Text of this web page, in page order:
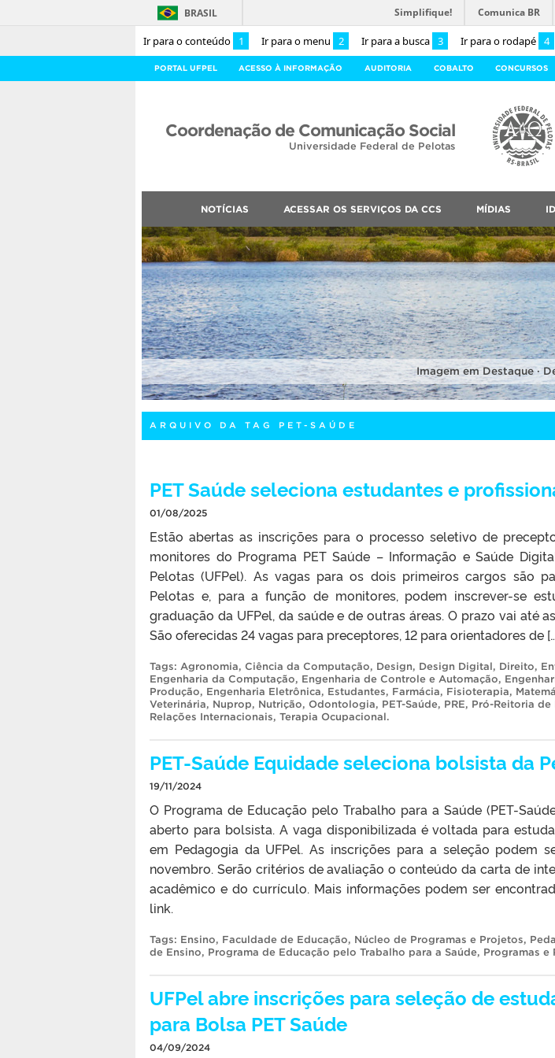
Ir para o conteúdo 1 Ir para o menu 2 Ir para a busca 3 Ir para o rodapé 4
BRASIL Simplifique! Comunica BR
PORTAL UFPEL ACESSO À INFORMAÇÃO AUDITORIA COBALTO CONCURSOS
Coordenação de Comunicação Social
Universidade Federal de Pelotas
NOTÍCIAS ACESSAR OS SERVIÇOS DA CCS MÍDIAS
Imagem em Destaque ·
ARQUIVO DA TAG PET-SAÚDE
PET Saúde seleciona estudantes e
01/08/2025
Estão abertas as inscrições para o processo seletivo de
monitores do Programa PET Saúde – Informação e Saúde
Pelotas (UFPel). As vagas para os dois primeiros cargos são
Pelotas e, para a função de monitores, podem inscrever-se
graduação da UFPel, da saúde e de outras áreas. O prazo vai até
São oferecidas 24 vagas para preceptores, 12 para orientadores de
Tags: Agronomia, Ciência da Computação, Design, Design Digital, Direito,
Engenharia da Computação, Engenharia de Controle e Automação,
Produção, Engenharia Eletrônica, Estudantes, Farmácia, Fisioterapia,
Veterinária, Nuprop, Nutrição, Odontologia, PET-Saúde, PRE, Pró-Reitoria de
Relações Internacionais, Terapia Ocupacional.
PET-Saúde Equidade seleciona bolsista da
19/11/2024
O Programa de Educação pelo Trabalho para a Saúde (PET-
aberto para bolsista. A vaga disponibilizada é voltada para
em Pedagogia da UFPel. As inscrições para a seleção podem
novembro. Serão critérios de avaliação o conteúdo da carta de
acadêmico e do currículo. Mais informações podem ser
link.
Tags: Ensino, Faculdade de Educação, Núcleo de Programas e Projetos,
de Ensino, Programa de Educação pelo Trabalho para a Saúde, Programas e
UFPel abre inscrições para seleção de
para Bolsa PET Saúde
04/09/2024